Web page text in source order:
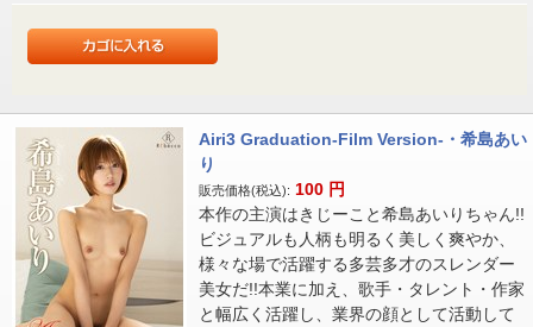
Airi3 Graduation-Film Version-・希島あい
り
販売価格(税込): 100 円
本作の主演はきじーこと希島あいりちゃん!!
ビジュアルも人柄も明るく美しく爽やか、
様々な場で活躍する多芸多才のスレンダー
美女だ!!本業に加え、歌手・タレント・作家
と幅広く活躍し、業界の顔として活動して